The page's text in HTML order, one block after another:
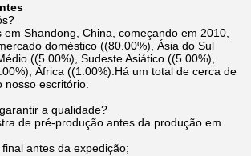
em Shandong, China, começando em 2010,
doméstico ((80.00%), Ásia do Sul
((5.00%), Sudeste Asiático ((5.00%),
África ((1.00%).Há um total de cerca de
nosso escritório.
a qualidade?
de pré-produção antes da produção em
antes da expedição;